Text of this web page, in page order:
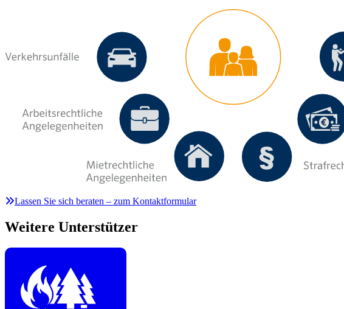
Lassen Sie sich beraten – zum Kontaktformular
Weitere Unterstützer